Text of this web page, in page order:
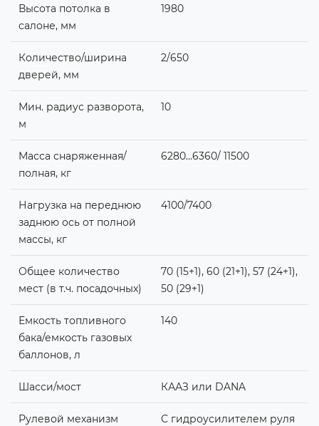
Высота потолка в
салоне, мм
1980
Количество/ширина
дверей, мм
2/650
Мин. радиус разворота,
м
10
Масса снаряженная/
полная, кг
6280…6360/ 11500
Нагрузка на переднюю
заднюю ось от полной
массы, кг
4100/7400
Общее количество
мест (в т.ч. посадочных)
70 (15+1), 60 (21+1), 57 (24+1),
50 (29+1)
Емкость топливного
бака/емкость газовых
баллонов, л
140
Шасси/мост КААЗ или DANA
Рулевой механизм С гидроусилителем руля